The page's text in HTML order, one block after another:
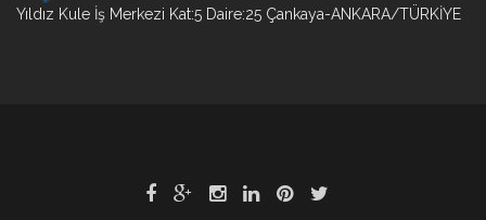
Yıldız Kule İş Merkezi Kat:5 Daire:25 Çankaya-ANKARA/TÜRKİYE